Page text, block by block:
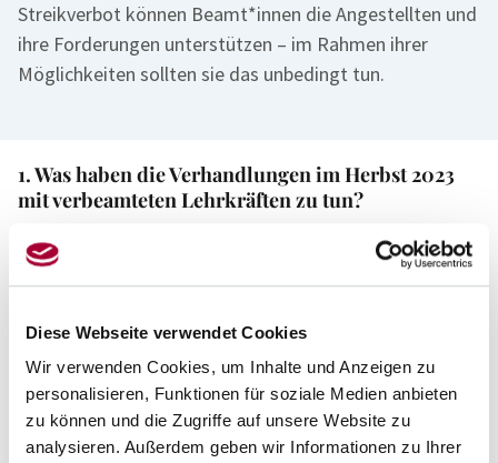
Diese Webseite verwendet Cookies
Wir verwenden Cookies, um Inhalte und Anzeigen zu
personalisieren, Funktionen für soziale Medien anbieten
zu können und die Zugriffe auf unsere Website zu
analysieren. Außerdem geben wir Informationen zu Ihrer
Streikverbot können Beamt*innen die Angestellten und
ihre Forderungen unterstützen – im Rahmen ihrer
Möglichkeiten sollten sie das unbedingt tun.
1. Was haben die Verhandlungen im Herbst 2023
mit verbeamteten Lehrkräften zu tun?
Beamt*innen sollten sich bei den Tarifverhandlungen für
Beschäftigte im öffentlichen Dienst
der Länder (TV-L), bei
solidarisch mit den Angestellten zeigen und sie tatkräftig
wird.
2. Wie können Beamt*innen sich konkret an der
Tarifrunde beteiligen?